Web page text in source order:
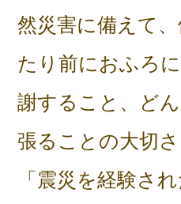
然災害に備えて
たり前におふろ
謝すること、ど
張ることの大切さ
「震災を経験さ